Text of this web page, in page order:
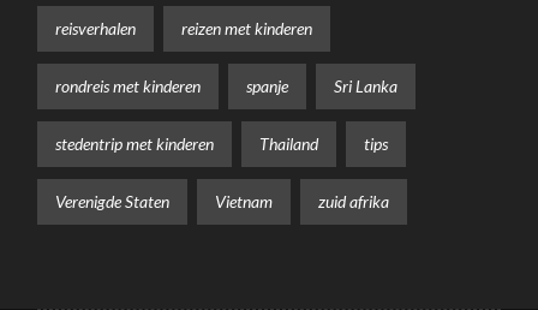
reisverhalen reizen met kinderen
rondreis met kinderen spanje Sri Lanka
stedentrip met kinderen Thailand tips
Verenigde Staten Vietnam zuid afrika